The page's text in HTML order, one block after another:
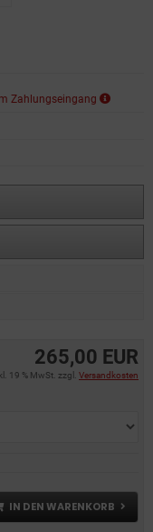
265,00 EUR
19 % MwSt. zzgl. Versandkosten
IN DEN WARENKORB
Zahlungseingang